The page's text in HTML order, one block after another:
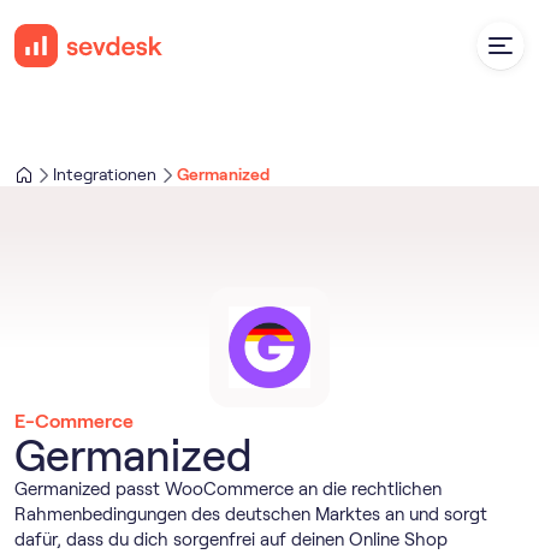
Integrationen Germanized
E-Commerce
Germanized
Germanized passt WooCommerce an die rechtlichen
Rahmenbedingungen des deutschen Marktes an und sorgt
dafür, dass du dich sorgenfrei auf deinen Online Shop